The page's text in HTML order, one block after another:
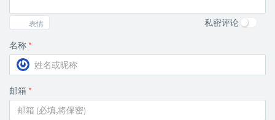
表情 私密评论
名称 *
邮箱 *